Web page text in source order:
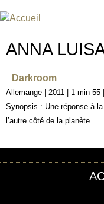
ANNA
Darkroom
Allemange | 2011 | 1 min
Synopsis : Une réponse à
l’autre côté de la planète.